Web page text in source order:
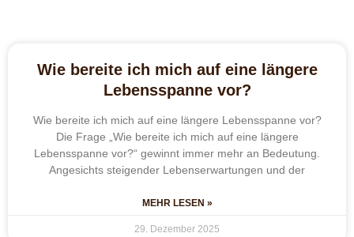
Wie bereite ich mich auf eine längere
Lebensspanne vor?
Wie bereite ich mich auf eine längere Lebensspanne vor?
Die Frage „Wie bereite ich mich auf eine längere
Lebensspanne vor?“ gewinnt immer mehr an Bedeutung.
Angesichts steigender Lebenserwartungen und der
MEHR LESEN »
29. Dezember 2025